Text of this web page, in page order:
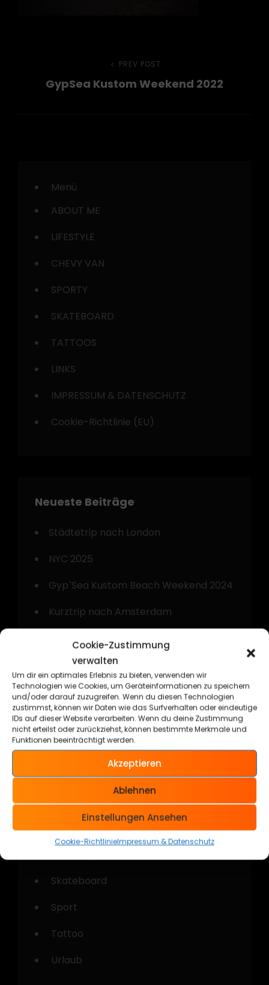
Cookie-Zustimmung
verwalten
Um dir ein optimales Erlebnis zu bieten, verwenden wir
Technologien wie Cookies, um Geräteinformationen zu speichern
und/oder darauf zuzugreifen. Wenn du diesen Technologien
zustimmst, können wir Daten wie das Surfverhalten oder eindeutige
IDs auf dieser Website verarbeiten. Wenn du deine Zustimmung
nicht erteilst oder zurückziehst, können bestimmte Merkmale und
Funktionen beeinträchtigt werden.
Akzeptieren
Ablehnen
Einstellungen Ansehen
Cookie-RichtlinieImpressum & Datenschutz
Beitragsnavigation
Previous
Post
PREV POST
GypSea Kustom Weekend 2022
Menü
ABOUT ME
LIFESTYLE
CHEVY VAN
SPORTY
SKATEBOARD
TATTOOS
LINKS
IMPRESSUM & DATENSCHUTZ
Cookie-Richtlinie (EU)
Neueste Beiträge
Städtetrip nach London
NYC 2025
Gyp`Sea Kustom Beach Weekend 2024
Kurztrip nach Amsterdam
Technorama Kassel 2024
Kategorien
Allgemein
Cars & Bikes
Kustom Kulture
Musik
Skateboard
Sport
Tattoo
Urlaub